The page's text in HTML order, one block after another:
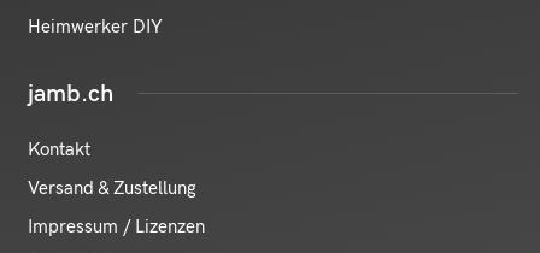
Heimwerker DIY
jamb.ch
Kontakt
Versand & Zustellung
Impressum / Lizenzen